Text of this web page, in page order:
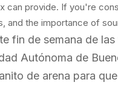
can provide. If you're
and the importance of
fin de semana de
Autónoma de
de arena para